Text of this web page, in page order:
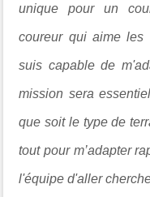
unique pour un
coureur qui aime les
suis capable de
mission sera
que soit le type de
tout pour m’adapter
l'équipe d'aller